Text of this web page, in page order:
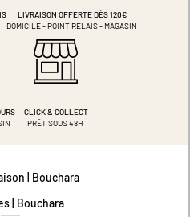
LIVRAISON OFFERTE DÈS 120€
DOMICILE - POINT RELAIS - MAGASIN
CLICK & COLLECT
PRÊT SOUS 48H
| Bouchara
| Bouchara